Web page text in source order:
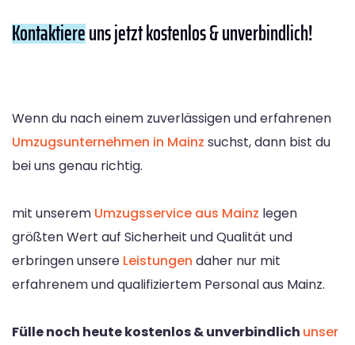
Kontaktiereuns jetzt kostenlos & unverbindlich!
Wenn du nach einem zuverlässigen und erfahrenen
Umzugsunternehmen in Mainz suchst, dann bist du
bei uns genau richtig.
mit unserem Umzugsservice aus Mainz legen
größten Wert auf Sicherheit und Qualität und
erbringen unsere Leistungen daher nur mit
erfahrenem und qualifiziertem Personal aus Mainz.
Fülle noch heute kostenlos & unverbindlich unser